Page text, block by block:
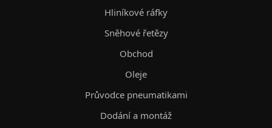
Hliníkové ráfky
Sněhové řetězy
Obchod
Oleje
Průvodce pneumatikami
Dodání a montáž